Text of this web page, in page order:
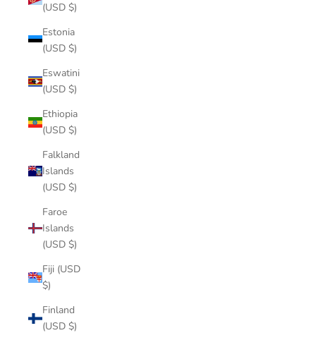
(USD $)
Estonia
(USD $)
Eswatini
(USD $)
Ethiopia
(USD $)
Falkland
Islands
(USD $)
Faroe
Islands
(USD $)
Fiji (USD
$)
Finland
(USD $)